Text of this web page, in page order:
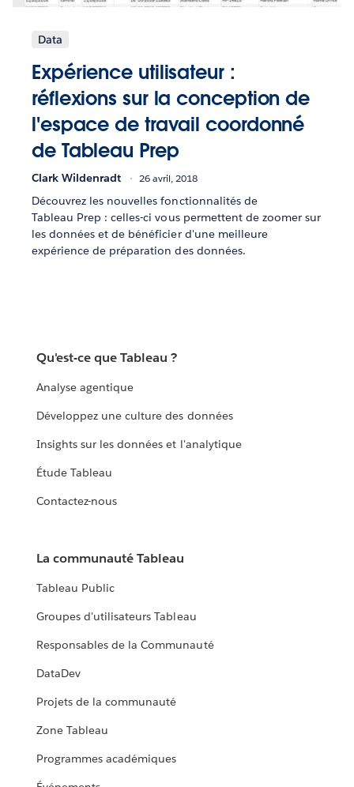
Data
Expérience utilisateur :
réflexions sur la conception de
l'espace de travail coordonné
de Tableau Prep
Clark Wildenradt 26 avril, 2018
Découvrez les nouvelles fonctionnalités de
Tableau Prep : celles-ci vous permettent de zoomer sur
les données et de bénéficier d'une meilleure
expérience de préparation des données.
Qu'est-ce que Tableau ?
Analyse agentique
Développez une culture des données
Insights sur les données et l'analytique
Étude Tableau
Contactez-nous
La communauté Tableau
Tableau Public
Groupes d'utilisateurs Tableau
Responsables de la Communauté
DataDev
Projets de la communauté
Zone Tableau
Programmes académiques